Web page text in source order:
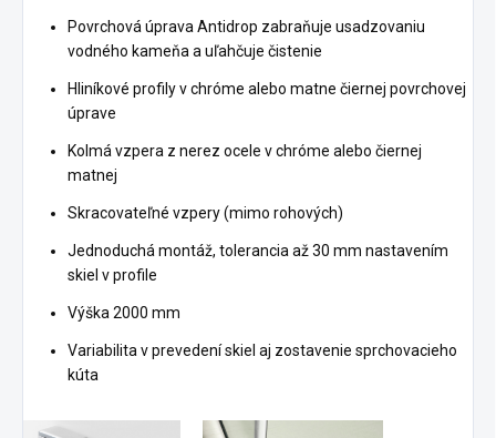
Povrchová úprava Antidrop zabraňuje usadzovaniu
vodného kameňa a uľahčuje čistenie
Hliníkové profily v chróme alebo matne čiernej povrchovej
úprave
Kolmá vzpera z nerez ocele v chróme alebo čiernej
matnej
Skracovateľné vzpery (mimo rohových)
Jednoduchá montáž, tolerancia až 30 mm nastavením
skiel v profile
Výška 2000 mm
Variabilita v prevedení skiel aj zostavenie sprchovacieho
kúta